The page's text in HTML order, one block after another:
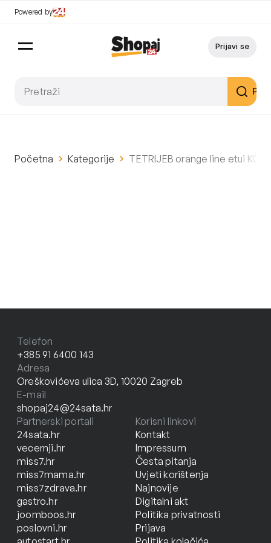
Powered by
Prijavi se
Početna Kategorije TETRIJEB orange line etui
Telefon
+385 91 6400 143
Adresa
Oreškovićeva ulica 3D, 10020 Zagreb
E-mail
shopaj24@24sata.hr
Partnerski portali
24sata.hr
vecernji.hr
miss7.hr
miss7mama.hr
miss7zdrava.hr
gastro.hr
joomboos.hr
poslovni.hr
Korisni linkovi
Kontakt
Impressum
Česta pitanja
Uvjeti korištenja
Najnovije
Digitalni akt
Politika privatnosti
Prijava